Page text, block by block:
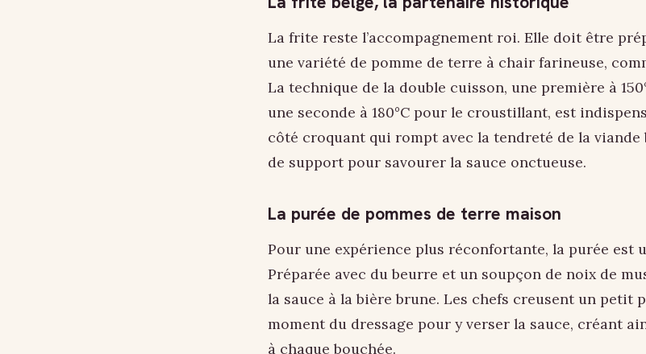
La frite reste l’accompagnement roi. Elle doit être
une variété de pomme de terre à chair farineuse,
La technique de la double cuisson, une première à
une seconde à 180°C pour le croustillant, est
côté croquant qui rompt avec la tendreté de la
de support pour savourer la sauce onctueuse.
La purée de pommes de terre maison
Pour une expérience plus réconfortante, la purée est
Préparée avec du beurre et un soupçon de noix de
la sauce à la bière brune. Les chefs creusent un petit
moment du dressage pour y verser la sauce, créant
à chaque bouchée.